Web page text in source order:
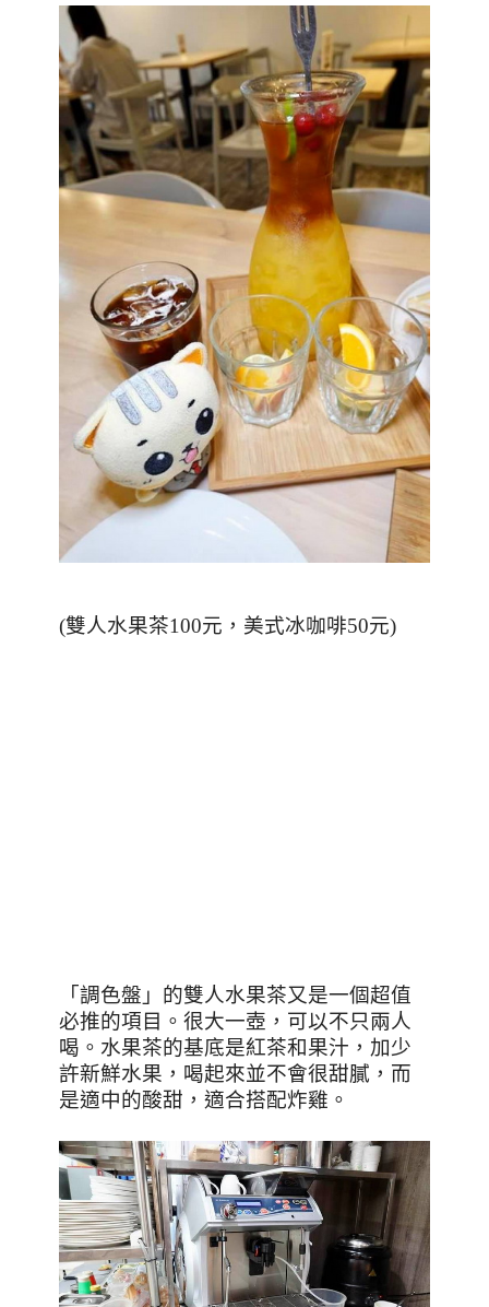
(雙人水果茶100元，美式冰咖啡50元)
「調色盤」的雙人水果茶又是一個超值
必推的項目。很大一壺，可以不只兩人
喝。水果茶的基底是紅茶和果汁，加少
許新鮮水果，喝起來並不會很甜膩，而
是適中的酸甜，適合搭配炸雞。